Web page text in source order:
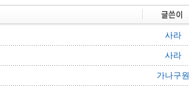
사라
사라
가나구원